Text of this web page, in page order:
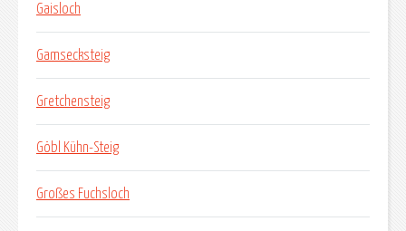
Gaisloch
Gamsecksteig
Gretchensteig
Göbl Kühn-Steig
Großes Fuchsloch